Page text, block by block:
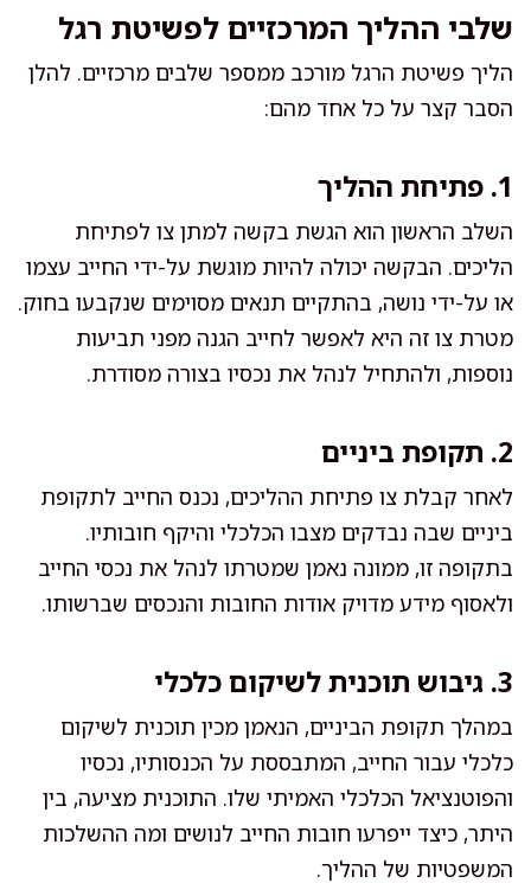
שלבי ההליך המרכזיים לפשיטת רגל
הליך פשיטת הרגל מורכב ממספר שלבים מרכזיים. להלן
הסבר קצר על כל אחד מהם:
1. פתיחת ההליך
השלב הראשון הוא הגשת בקשה למתן צו לפתיחת
הליכים. הבקשה יכולה להיות מוגשת על-ידי החייב עצמו
או על-ידי נושה, בהתקיים תנאים מסוימים שנקבעו בחוק.
מטרת צו זה היא לאפשר לחייב הגנה מפני תביעות
נוספות, ולהתחיל לנהל את נכסיו בצורה מסודרת.
2. תקופת ביניים
לאחר קבלת צו פתיחת ההליכים, נכנס החייב לתקופת
ביניים שבה נבדקים מצבו הכלכלי והיקף חובותיו.
בתקופה זו, ממונה נאמן שמטרתו לנהל את נכסי החייב
ולאסוף מידע מדויק אודות החובות והנכסים שברשותו.
3. גיבוש תוכנית לשיקום כלכלי
במהלך תקופת הביניים, הנאמן מכין תוכנית לשיקום
כלכלי עבור החייב, המתבססת על הכנסותיו, נכסיו
והפוטנציאל הכלכלי האמיתי שלו. התוכנית מציעה, בין
היתר, כיצד ייפרעו חובות החייב לנושים ומה ההשלכות
המשפטיות של ההליך.